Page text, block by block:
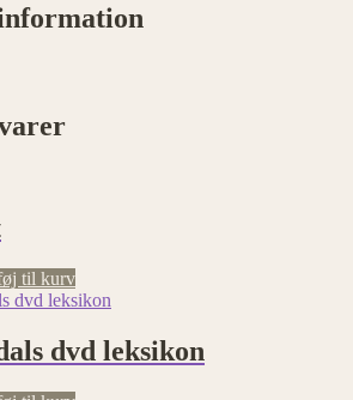
til kurv
dvd leksikon